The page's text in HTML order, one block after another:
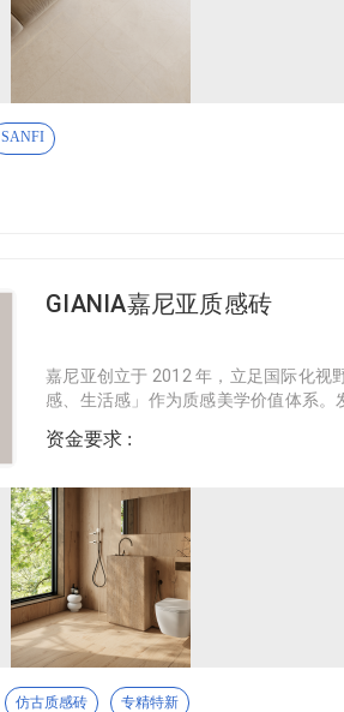
SANFI
GIANIA嘉尼亚质感砖
嘉尼亚创立于 2012 年，立足国际化视
感、生活感」作为质感美学价值体系
资金要求 :
仿古质感砖 专精特新